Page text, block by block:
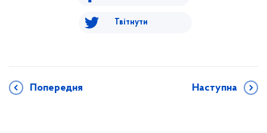
Твітнути
Попередня Наступна